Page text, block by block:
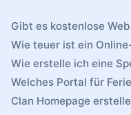
Gibt es kostenlose
Wie teuer ist ein
Wie erstelle ich eine
Welches Portal für
Clan Homepage